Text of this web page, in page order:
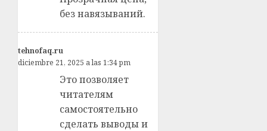
без навязываний.
tehnofaq.ru
diciembre 21, 2025 a las 1:34 pm
Это позволяет
читателям
самостоятельно
сделать выводы и